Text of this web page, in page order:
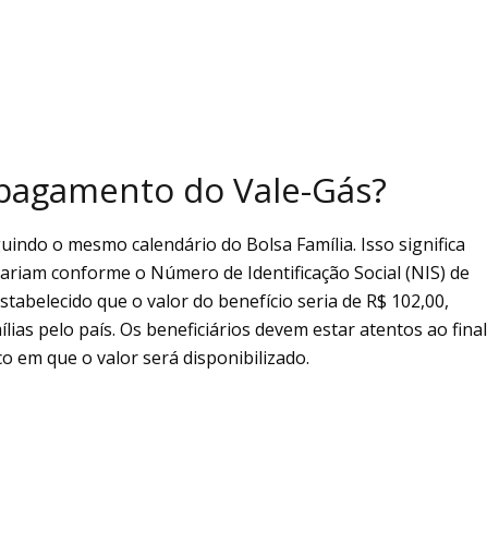
do Vale-Gás?
o mesmo calendário do Bolsa Família. Isso significa
conforme o Número de Identificação Social (NIS) de
que o valor do benefício seria de R$ 102,00,
pelo país. Os beneficiários devem estar atentos ao final
em que o valor será disponibilizado.